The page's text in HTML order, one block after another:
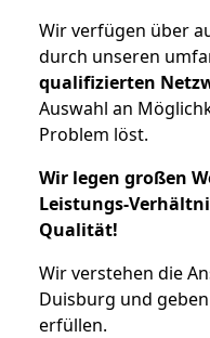
Wir verfügen über
durch unseren
qualifizierten
Auswahl an
Problem löst.
Wir legen großen
Leistungs-
Qualität!
Wir verstehen die
Duisburg und
erfüllen.